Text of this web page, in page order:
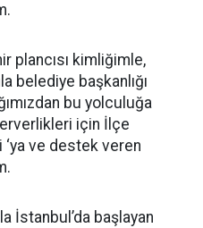
plancısı kimliğimle,
belediye başkanlığı
bu yolculuğa
için İlçe
‘ya ve destek veren
İstanbul’da başlayan